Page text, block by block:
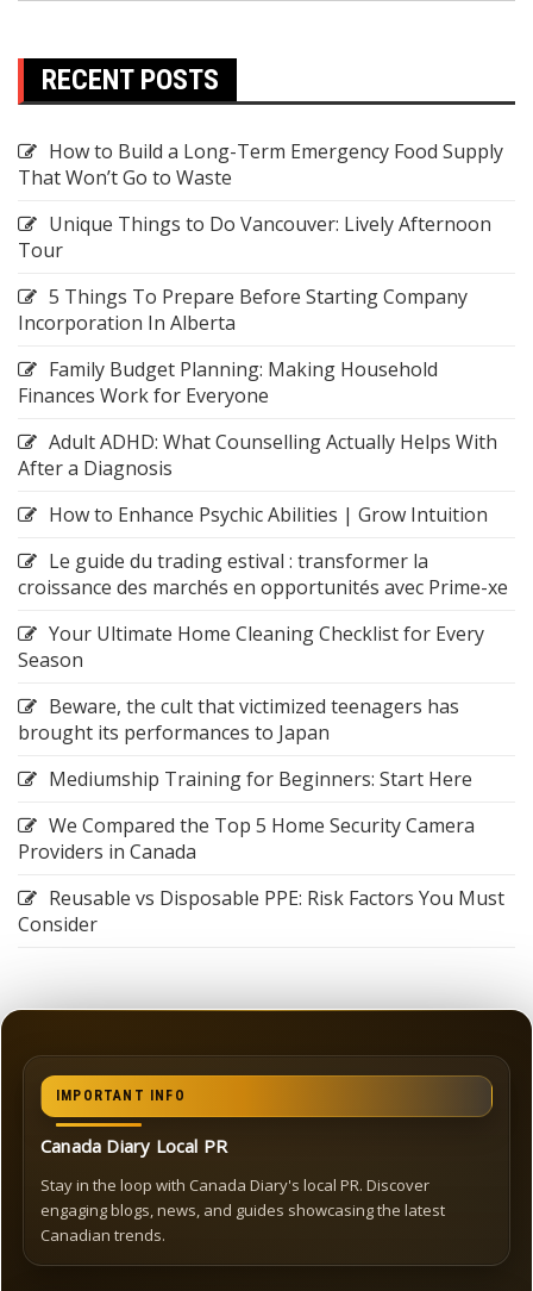
RECENT POSTS
How to Build a Long-Term Emergency Food Supply
That Won’t Go to Waste
Unique Things to Do Vancouver: Lively Afternoon
Tour
5 Things To Prepare Before Starting Company
Incorporation In Alberta
Family Budget Planning: Making Household
Finances Work for Everyone
Adult ADHD: What Counselling Actually Helps With
After a Diagnosis
How to Enhance Psychic Abilities | Grow Intuition
Le guide du trading estival : transformer la
croissance des marchés en opportunités avec Prime-xe
Your Ultimate Home Cleaning Checklist for Every
Season
Beware, the cult that victimized teenagers has
brought its performances to Japan
Mediumship Training for Beginners: Start Here
We Compared the Top 5 Home Security Camera
Providers in Canada
Reusable vs Disposable PPE: Risk Factors You Must
Consider
IMPORTANT INFO
Canada Diary Local PR
Stay in the loop with Canada Diary's local PR. Discover
engaging blogs, news, and guides showcasing the latest
Canadian trends.